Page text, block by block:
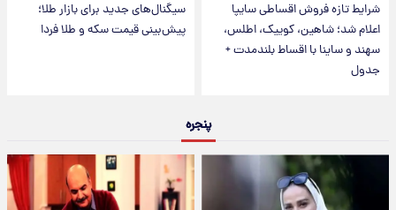
شرایط تازه فروش اقساطی سایپا
اعلام شد؛ شاهین، کوییک، اطلس،
سهند و ساینا با اقساط بلندمدت +
جدول
سیگنال‌های جدید برای بازار طلا؛
پیش‌بینی قیمت سکه و طلا فردا
پنجره